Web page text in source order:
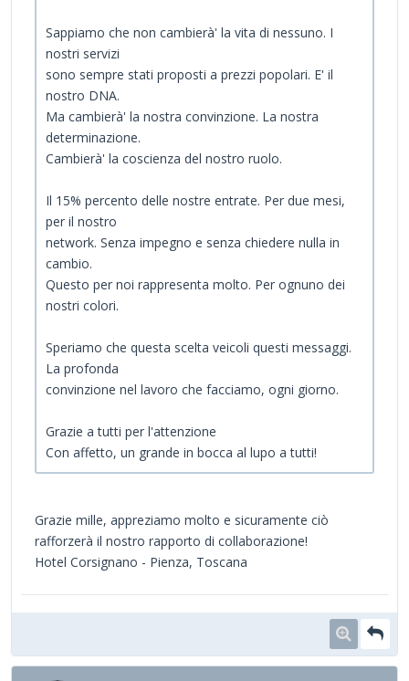
Sappiamo che non cambierà' la vita di nessuno. I
nostri servizi
sono sempre stati proposti a prezzi popolari. E' il
nostro DNA.
Ma cambierà' la nostra convinzione. La nostra
determinazione.
Cambierà' la coscienza del nostro ruolo.
Il 15% percento delle nostre entrate. Per due mesi,
per il nostro
network. Senza impegno e senza chiedere nulla in
cambio.
Questo per noi rappresenta molto. Per ognuno dei
nostri colori.
Speriamo che questa scelta veicoli questi messaggi.
La profonda
convinzione nel lavoro che facciamo, ogni giorno.
Grazie a tutti per l'attenzione
Con affetto, un grande in bocca al lupo a tutti!
Grazie mille, appreziamo molto e sicuramente ciò
rafforzerà il nostro rapporto di collaborazione!
Hotel Corsignano - Pienza, Toscana